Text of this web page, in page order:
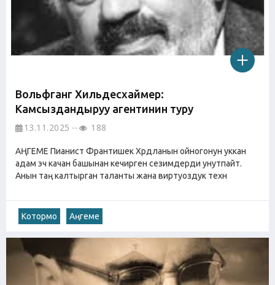
Вольфганг Хильдесхаймер:
Камсыздандыруу агентинин туру
13.11.2025 188
АҢГЕМЕ Пианист Франтишек Хрдланын ойногонун уккан
адам эч качан башынан кечирген сезимдерди унутпайт.
Анын таң калтырган таланты жана виртуоздук техн
Котормо Аңгеме